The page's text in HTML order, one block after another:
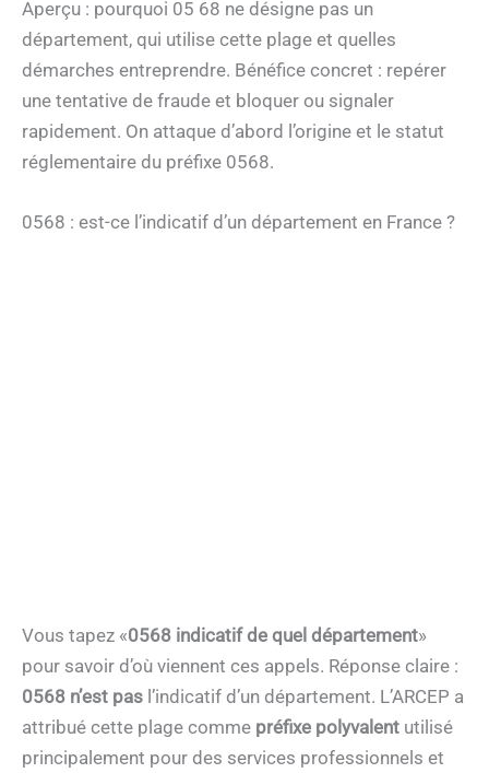
Aperçu : pourquoi 05 68 ne désigne pas un
département, qui utilise cette plage et quelles
démarches entreprendre. Bénéfice concret : repérer
une tentative de fraude et bloquer ou signaler
rapidement. On attaque d’abord l’origine et le statut
réglementaire du préfixe 0568.
0568 : est-ce l’indicatif d’un département en France ?
Vous tapez «0568 indicatif de quel département»
pour savoir d’où viennent ces appels. Réponse claire :
0568 n’est pas l’indicatif d’un département. L’ARCEP a
attribué cette plage comme préfixe polyvalent utilisé
principalement pour des services professionnels et